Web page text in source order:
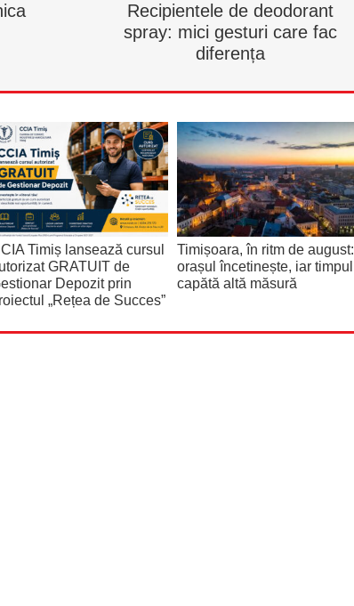
Recipientele de deodorant
spray: mici gesturi care fac
diferența
Timiș lansează cursul
GRATUIT de
Depozit prin
„Rețea de Succes”
Timișoara, în ritm de august:
orașul încetinește, iar timpul
capătă altă măsură